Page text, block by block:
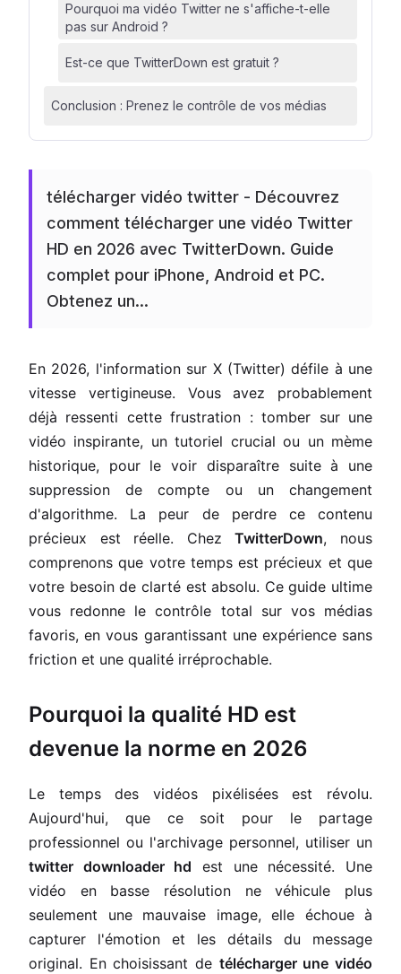
Pourquoi ma vidéo Twitter ne s'affiche-t-elle
pas sur Android ?
Est-ce que TwitterDown est gratuit ?
Conclusion : Prenez le contrôle de vos médias
télécharger vidéo twitter - Découvrez
comment télécharger une vidéo Twitter
HD en 2026 avec TwitterDown. Guide
complet pour iPhone, Android et PC.
Obtenez un...
En 2026, l'information sur X (Twitter) défile à une
vitesse vertigineuse. Vous avez probablement
déjà ressenti cette frustration : tomber sur une
vidéo inspirante, un tutoriel crucial ou un mème
historique, pour le voir disparaître suite à une
suppression de compte ou un changement
d'algorithme. La peur de perdre ce contenu
précieux est réelle. ChezTwitterDown, nous
comprenons que votre temps est précieux et que
votre besoin de clarté est absolu. Ce guide ultime
vous redonne le contrôle total sur vos médias
favoris, en vous garantissant une expérience sans
friction et une qualité irréprochable.
Pourquoi la qualité HD est
devenue la norme en 2026
Le temps des vidéos pixélisées est révolu.
Aujourd'hui, que ce soit pour le partage
professionnel ou l'archivage personnel, utiliser un
twitter downloader hd est une nécessité. Une
vidéo en basse résolution ne véhicule plus
seulement une mauvaise image, elle échoue à
capturer l'émotion et les détails du message
original. En choisissant de télécharger une vidéo